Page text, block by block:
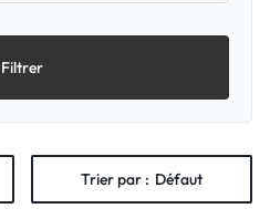
Filtrer
Trier par : Défaut